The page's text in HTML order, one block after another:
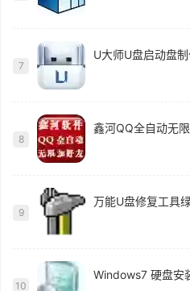
7
U大师U盘启动盘制
8
鑫河QQ全自动无
9
万能U盘修复工具
10
Windows7 硬盘安